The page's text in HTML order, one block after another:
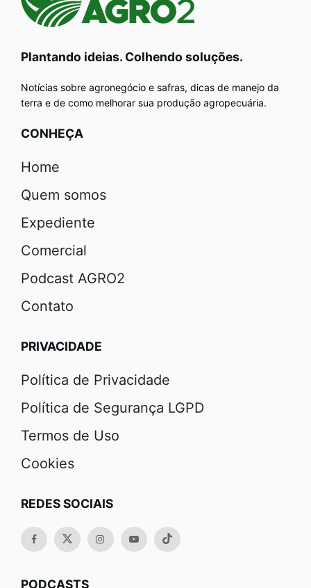
Plantando ideias. Colhendo soluções.
Notícias sobre agronegócio e safras, dicas de manejo da
terra e de como melhorar sua produção agropecuária.
CONHEÇA
Home
Quem somos
Expediente
Comercial
Podcast AGRO2
Contato
PRIVACIDADE
Política de Privacidade
Política de Segurança LGPD
Termos de Uso
Cookies
REDES SOCIAIS
PODCASTS